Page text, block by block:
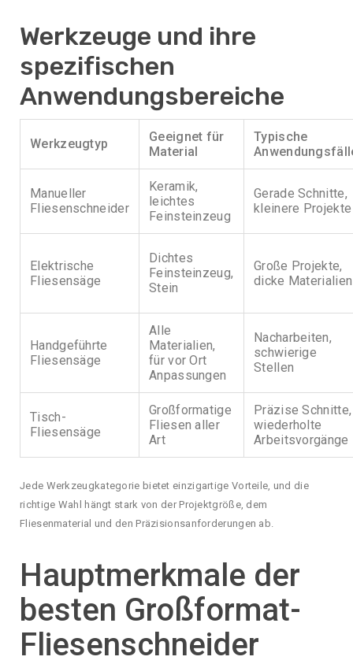
Werkzeuge und ihre
spezifischen
Anwendungsbereiche
Werkzeugtyp
Geeignet für
Material
Typische
Manueller
Fliesenschneider
Keramik,
leichtes
Feinsteinzeug
Gerade Schnitte,
kleinere Projekte
Elektrische
Fliesensäge
Dichtes
Feinsteinzeug,
Stein
Große Projekte,
dicke Materialien
Handgeführte
Fliesensäge
Alle
Materialien,
für vor Ort
Anpassungen
Nacharbeiten,
schwierige
Stellen
Tisch-
Fliesensäge
Großformatige
Fliesen aller
Art
Präzise Schnitte,
wiederholte
Arbeitsvorgänge
Jede Werkzeugkategorie bietet einzigartige Vorteile, und die
richtige Wahl hängt stark von der Projektgröße, dem
Fliesenmaterial und den Präzisionsanforderungen ab.
Hauptmerkmale der
besten Großformat-
Fliesenschneider